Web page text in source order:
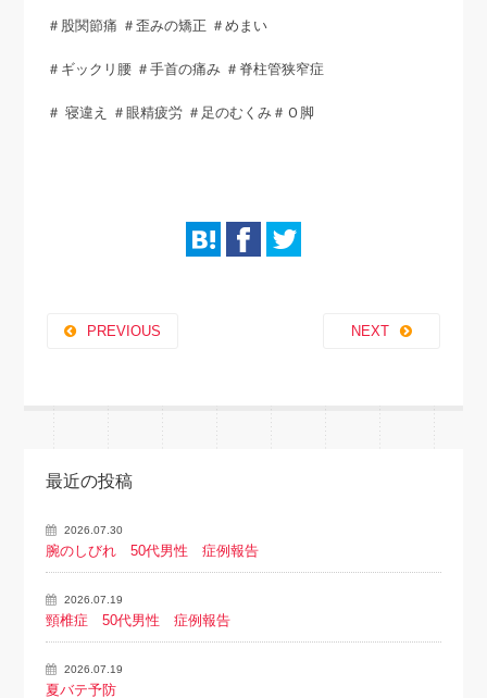
＃股関節痛 ＃歪みの矯正 ＃めまい
＃ギックリ腰 ＃手首の痛み ＃脊柱管狭窄症
＃ 寝違え ＃眼精疲労 ＃足のむくみ＃Ｏ脚
PREVIOUS NEXT
最近の投稿
2026.07.30
腕のしびれ 50代男性 症例報告
2026.07.19
頸椎症 50代男性 症例報告
2026.07.19
夏バテ予防